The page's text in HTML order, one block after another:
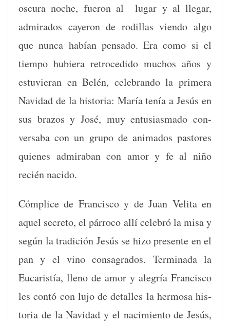
oscu­ra noche, fueron al lugar y al lle­gar,
admi­ra­dos cayeron de rodil­las vien­do algo
que nun­ca habían pen­sa­do. Era como si el
tiem­po hubiera retro­ce­di­do muchos años y
estu­vier­an en Belén, cel­e­bran­do la primera
Navi­dad de la his­to­ria: María tenía a Jesús en
sus bra­zos y José, muy entu­si­as­ma­do con­
versa­ba con un grupo de ani­ma­dos pas­tores
quienes admira­ban con amor y fe al niño
recién nacido.
Cóm­plice de Fran­cis­co y de Juan Veli­ta en
aquel secre­to, el pár­ro­co allí cele­bró la misa y
según la tradi­ción Jesús se hizo pre­sente en el
pan y el vino con­sagra­dos. Ter­mi­na­da la
Eucaristía, lleno de amor y ale­gría Fran­cis­co
les con­tó con lujo de detalles la her­mosa his­
to­ria de la Navi­dad y el nacimien­to de Jesús,